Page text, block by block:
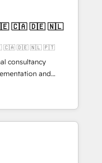
automation, inbound
digital creativity.
Spanish, Portuguese,
strategies that drive
Awards: Platform
• Partner of the Year
(AI, marketing & tech
🇮🇪 🇨🇦 🇩🇪 🇳🇱 🇵🇹
consultancy
and
with
Lisbon, and
core
Anthropic's
that matter most.